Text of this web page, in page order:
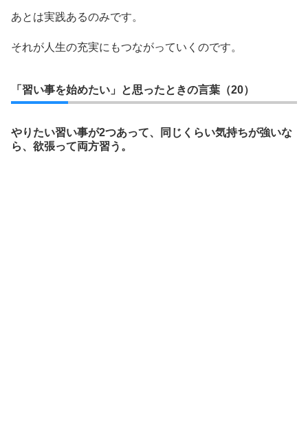
あとは実践あるのみです。
それが人生の充実にもつながっていくのです。
「習い事を始めたい」と思ったときの言葉（20）
やりたい習い事が2つあって、同じくらい気持ちが強いな
ら、欲張って両方習う。